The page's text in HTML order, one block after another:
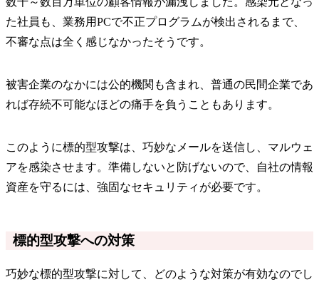
た社員も、業務用PCで不正プログラムが検出されるまで、
不審な点は全く感じなかったそうです。
被害企業のなかには公的機関も含まれ、普通の民間企業であ
れば存続不可能なほどの痛手を負うこともあります。
このように標的型攻撃は、巧妙なメールを送信し、マルウェ
アを感染させます。準備しないと防げないので、自社の情報
資産を守るには、強固なセキュリティが必要です。
標的型攻撃への対策
巧妙な標的型攻撃に対して、どのような対策が有効なのでし